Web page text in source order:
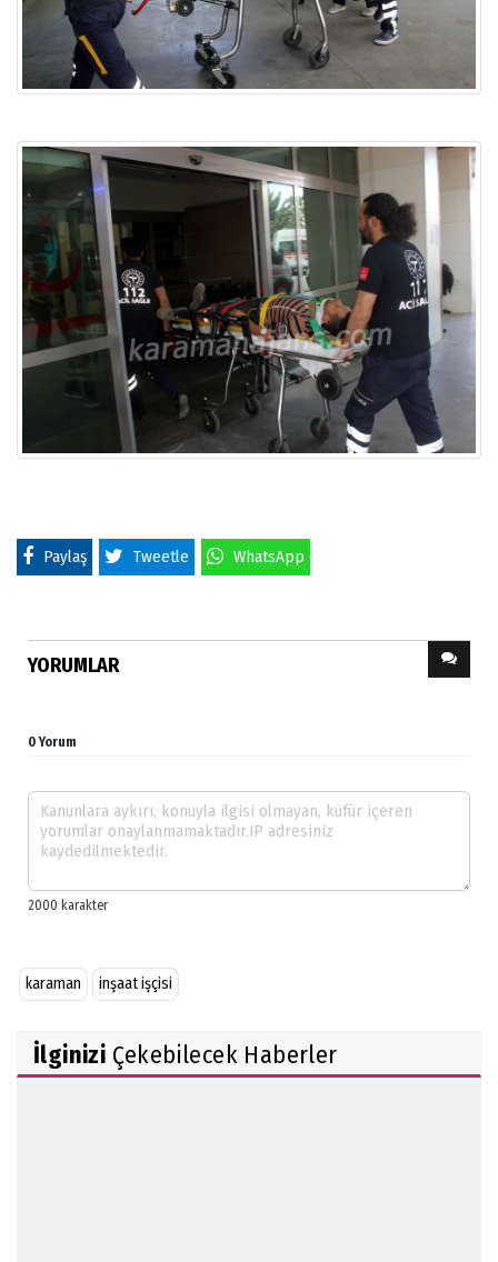
Paylaş Tweetle WhatsApp
YORUMLAR
0 Yorum
karaman inşaat işçisi
İlginizi Çekebilecek Haberler